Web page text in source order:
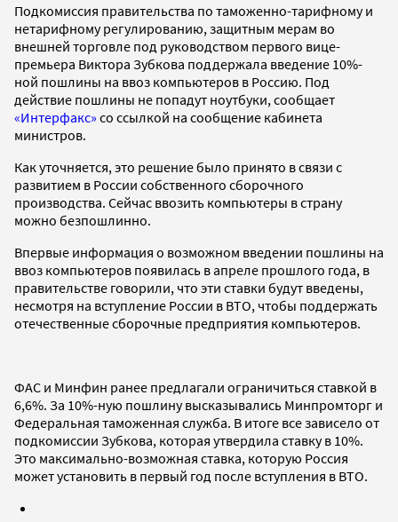
Подкомиссия правительства по таможенно-тарифному и
нетарифному регулированию, защитным мерам во
внешней торговле под руководством первого вице-
премьера Виктора Зубкова поддержала введение 10%-
ной пошлины на ввоз компьютеров в Россию. Под
действие пошлины не попадут ноутбуки, сообщает
«Интерфакс» со ссылкой на сообщение кабинета
министров.
Как уточняется, это решение было принято в связи с
развитием в России собственного сборочного
производства. Сейчас ввозить компьютеры в страну
можно безпошлинно.
Впервые информация о возможном введении пошлины на
ввоз компьютеров появилась в апреле прошлого года, в
правительстве говорили, что эти ставки будут введены,
несмотря на вступление России в ВТО, чтобы поддержать
отечественные сборочные предприятия компьютеров.
ФАС и Минфин ранее предлагали ограничиться ставкой в
6,6%. За 10%-ную пошлину высказывались Минпромторг и
Федеральная таможенная служба. В итоге все зависело от
подкомиссии Зубкова, которая утвердила ставку в 10%.
Это максимально-возможная ставка, которую Россия
может установить в первый год после вступления в ВТО.